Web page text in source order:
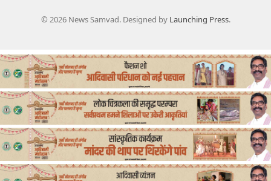
© 2026 News Samvad. Designed by Launching Press.